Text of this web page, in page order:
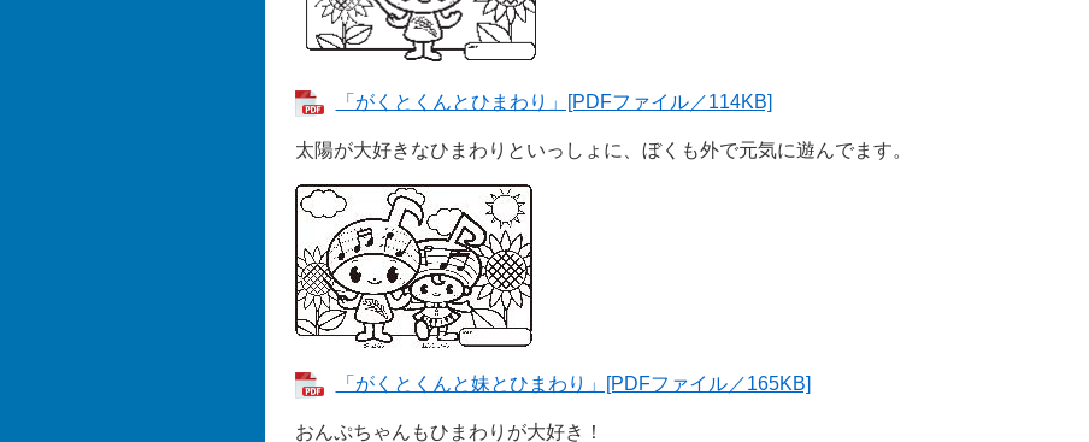
「がくとくんとひまわり」[PDFファイル／114KB]
太陽が大好きなひまわりといっしょに、ぼくも外で元気に遊んでます。
「がくとくんと妹とひまわり」[PDFファイル／165KB]
おんぷちゃんもひまわりが大好き！